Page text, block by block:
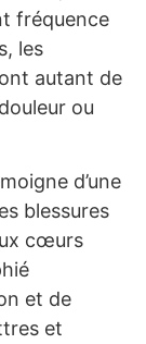
fréquence
les
autant de
ou
d’une
blessures
cœurs
et de
et